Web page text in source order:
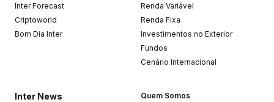
Inter Forecast
Criptoworld
Bom Dia Inter
Renda Variável
Renda Fixa
Investimentos no Exterior
Fundos
Cenário Internacional
Inter News
Quem Somos